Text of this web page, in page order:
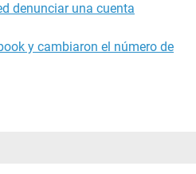
denunciar una cuenta
y cambiaron el número de